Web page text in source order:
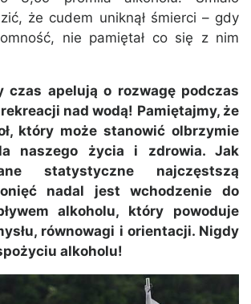
że cudem uniknął śmierci – gdy
nie pamiętał co się z nim
czas apelują o rozwagę podczas
nad wodą! Pamiętajmy, że
który może stanowić olbrzymie
naszego życia i zdrowia. Jak
statystyczne najczęstszą
nadal jest wchodzenie do
alkoholu, który powoduje
równowagi i orientacji. Nigdy
alkoholu!